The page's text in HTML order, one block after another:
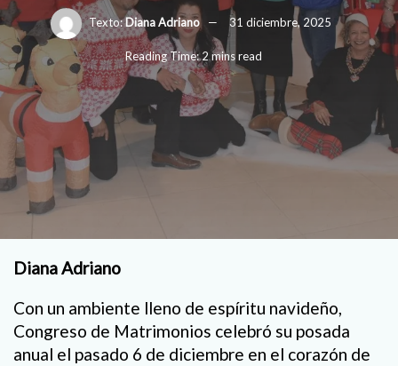
Texto:Diana Adriano 31 diciembre, 2025
Reading Time: 2 mins read
Diana Adriano
Con un ambiente lleno de espíritu navideño,
Congreso de Matrimonios celebró su posada
anual el pasado 6 de diciembre en el corazón de